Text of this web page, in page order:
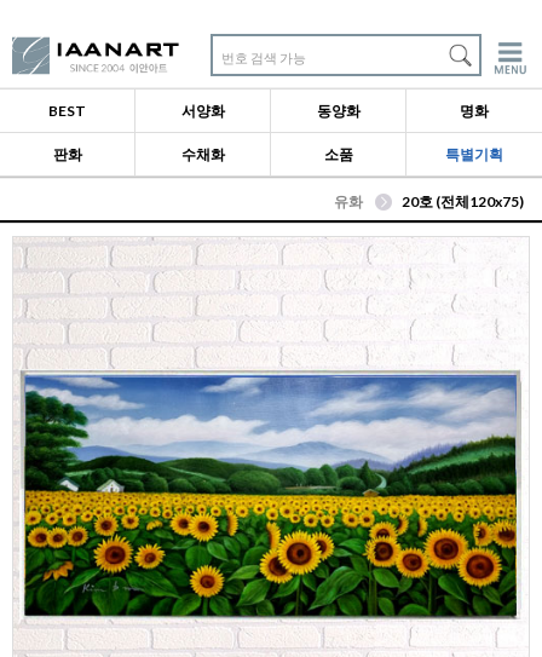
번호 검색 가능
BEST 서양화 동양화 명화
판화 수채화 소품 특별기획
유화 20호 (전체120x75)